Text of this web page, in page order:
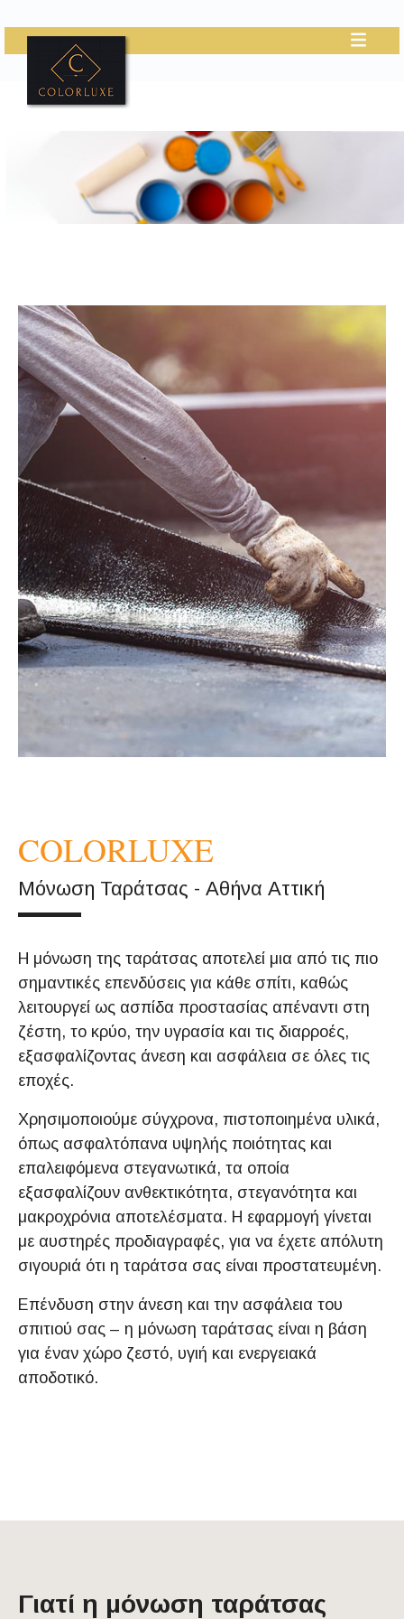
COLORLUXE
Μόνωση Ταράτσας - Αθήνα Αττική
Η μόνωση της ταράτσας αποτελεί μια από τις πιο
σημαντικές επενδύσεις για κάθε σπίτι, καθώς
λειτουργεί ως ασπίδα προστασίας απέναντι στη
ζέστη, το κρύο, την υγρασία και τις διαρροές,
εξασφαλίζοντας άνεση και ασφάλεια σε όλες τις
εποχές.
Χρησιμοποιούμε σύγχρονα, πιστοποιημένα υλικά,
όπως ασφαλτόπανα υψηλής ποιότητας και
επαλειφόμενα στεγανωτικά, τα οποία
εξασφαλίζουν ανθεκτικότητα, στεγανότητα και
μακροχρόνια αποτελέσματα. Η εφαρμογή γίνεται
με αυστηρές προδιαγραφές, για να έχετε απόλυτη
σιγουριά ότι η ταράτσα σας είναι προστατευμένη.
Επένδυση στην άνεση και την ασφάλεια του
σπιτιού σας – η μόνωση ταράτσας είναι η βάση
για έναν χώρο ζεστό, υγιή και ενεργειακά
αποδοτικό.
Γιατί η μόνωση ταράτσας